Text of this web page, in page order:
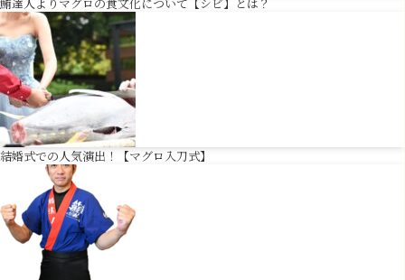
鮪達人よりマグロの食文化について【シビ】とは？
結婚式での人気演出！【マグロ入刀式】